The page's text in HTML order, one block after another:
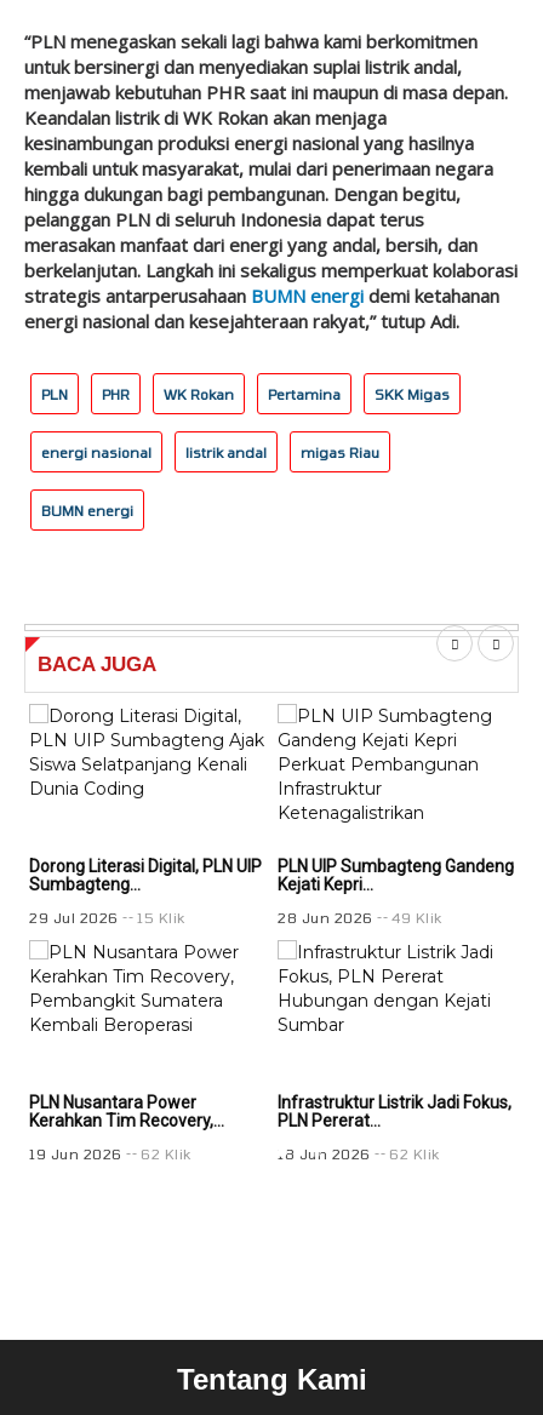
“PLN menegaskan sekali lagi bahwa kami berkomitmen
untuk bersinergi dan menyediakan suplai listrik andal,
menjawab kebutuhan PHR saat ini maupun di masa depan.
Keandalan listrik di WK Rokan akan menjaga
kesinambungan produksi energi nasional yang hasilnya
kembali untuk masyarakat, mulai dari penerimaan negara
hingga dukungan bagi pembangunan. Dengan begitu,
pelanggan PLN di seluruh Indonesia dapat terus
merasakan manfaat dari energi yang andal, bersih, dan
berkelanjutan. Langkah ini sekaligus memperkuat kolaborasi
strategis antarperusahaan BUMN energi demi ketahanan
energi nasional dan kesejahteraan rakyat,” tutup Adi.
PLN PHR WK Rokan Pertamina SKK Migas
energi nasional listrik andal migas Riau
BUMN energi
BACA JUGA
Dorong Literasi Digital, PLN UIP
Sumbagteng...
29 Jul 2026 15 Klik
PLN UIP Sumbagteng Gandeng
Kejati Kepri...
28 Jun 2026 49 Klik
PLN Nusantara Power
Kerahkan Tim Recovery,...
19 Jun 2026 62 Klik
Infrastruktur Listrik Jadi Fokus,
PLN Pererat...
18 Jun 2026 62 Klik
Tentang Kami